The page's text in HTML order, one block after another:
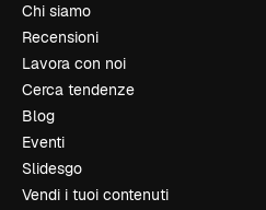
Chi siamo
Recensioni
Lavora con noi
Cerca tendenze
Blog
Eventi
Slidesgo
Vendi i tuoi contenuti